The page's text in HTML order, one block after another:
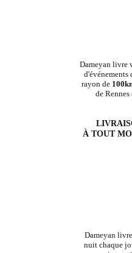
Dameyan livre
d'événements
rayon de
de Rennes
À TOUT
Dameyan
nuit chaque